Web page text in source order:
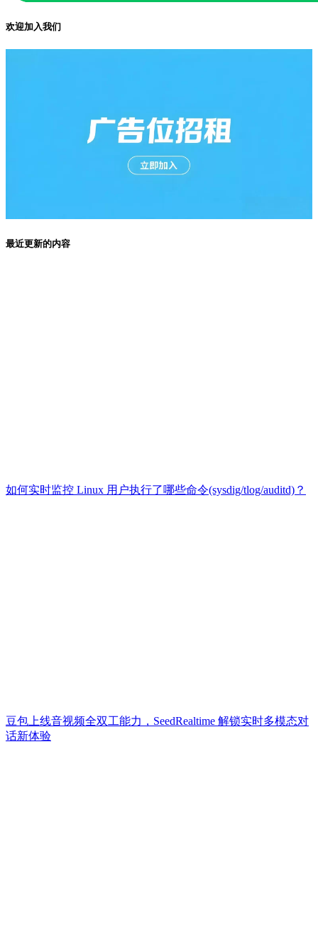
欢迎加入我们
最近更新的内容
如何实时监控 Linux 用户执行了哪些命令(sysdig/tlog/auditd)？
豆包上线音视频全双工能力，SeedRealtime 解锁实时多模态对
话新体验